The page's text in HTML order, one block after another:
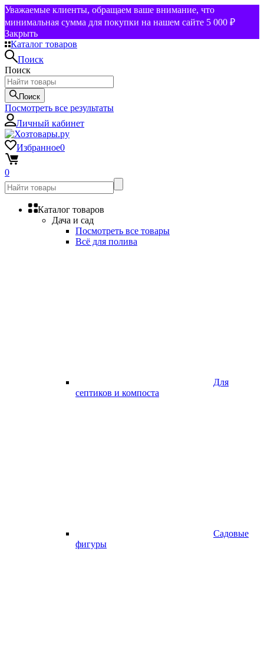
Уважаемые клиенты, обращаем ваше внимание, что
минимальная сумма для покупки на нашем сайте 5 000 ₽
Закрыть
Каталог товаров
Поиск
Поиск
Поиск
Посмотреть все результаты
Личный кабинет
Избранное0
0
Каталог товаров
Дача и сад
Посмотреть все товары
Всё для полива
Для
септиков и компоста
Садовые
фигуры